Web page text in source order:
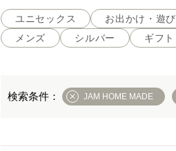
ユニセックス お出かけ・遊び
メンズ
シルバー ギフト
JAM HOME MADE